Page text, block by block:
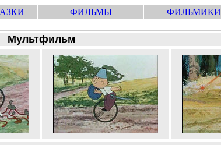
ФИЛЬМЫ ФИЛЬМИКИ
Мультфильм